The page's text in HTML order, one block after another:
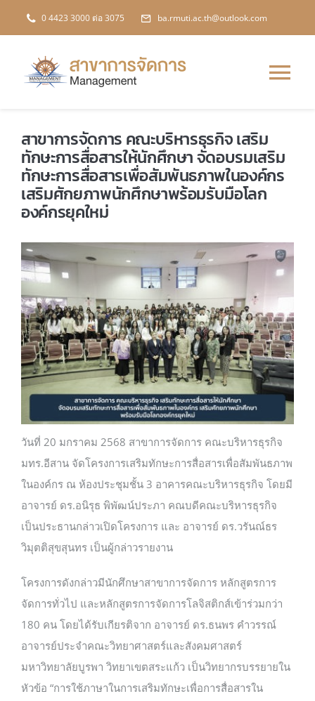
0 4423 3000 ต่อ 3075 ba.rmuti.ac.th@outlook.com
เกี่ยวกับสาขา
หลักสูตร
ข่าวสาร
การประกันคุณภาพฯ
บริการบุคลากร
บริการนักศึกษา
สาขาการจัดการ คณะบริหารธุรกิจ เสริม
ทักษะการสื่อสารให้นักศึกษา จัดอบรมเสริม
ทักษะการสื่อสารเพื่อสัมพันธภาพในองค์กร
เสริมศักยภาพนักศึกษาพร้อมรับมือโลก
องค์กรยุคใหม่
วันที่ 20 มกราคม 2568 สาขาการจัดการ คณะบริหารธุรกิจ
มทร.อีสาน จัดโครงการเสริมทักษะการสื่อสารเพื่อสัมพันธภาพ
ในองค์กร ณ ห้องประชุมชั้น 3 อาคารคณะบริหารธุรกิจ โดยมี
อาจารย์ ดร.อนิรุธ พิพัฒน์ประภา คณบดีคณะบริหารธุรกิจ
เป็นประธานกล่าวเปิดโครงการ และ อาจารย์ ดร.วรันณ์ธร
วิมุตติสุขสุนทร เป็นผู้กล่าวรายงาน
โครงการดังกล่าวมีนักศึกษาสาขาการจัดการ หลักสูตรการ
จัดการทั่วไป และหลักสูตรการจัดการโลจิสติกส์เข้าร่วมกว่า
180 คน โดยได้รับเกียรติจาก อาจารย์ ดร.ธนพร คำวรรณ์
อาจารย์ประจำคณะวิทยาศาสตร์และสังคมศาสตร์
มหาวิทยาลัยบูรพา วิทยาเขตสระแก้ว เป็นวิทยากรบรรยายใน
หัวข้อ “การใช้ภาษาในการเสริมทักษะเพื่อการสื่อสารใน